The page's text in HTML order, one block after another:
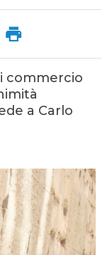
commercio
a Carlo